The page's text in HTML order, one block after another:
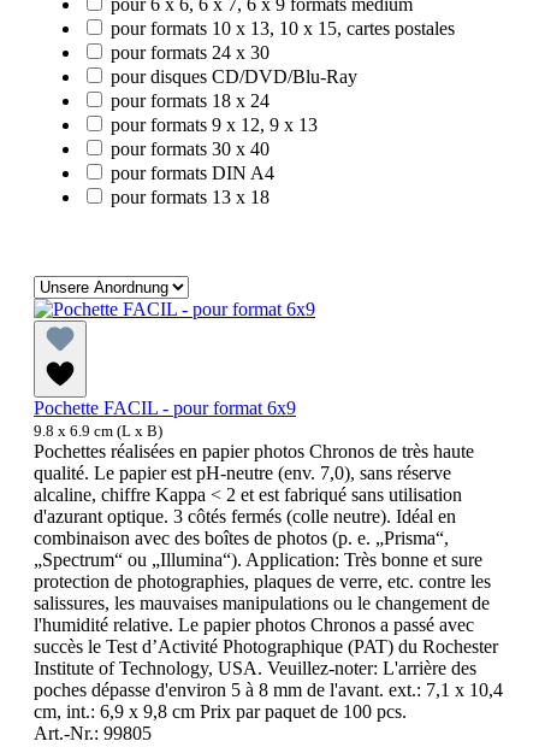
pour 6 x 6, 6 x 7, 6 x 9 formats medium
pour formats 10 x 13, 10 x 15, cartes postales
pour formats 24 x 30
pour disques CD/DVD/Blu-Ray
pour formats 18 x 24
pour formats 9 x 12, 9 x 13
pour formats 30 x 40
pour formats DIN A4
pour formats 13 x 18
Pochette FACIL - pour format 6x9
9.8 x 6.9 cm (L x B)
Pochettes réalisées en papier photos Chronos de très haute
qualité. Le papier est pH-neutre (env. 7,0), sans réserve
alcaline, chiffre Kappa < 2 et est fabriqué sans utilisation
d'azurant optique. 3 côtés fermés (colle neutre). Idéal en
combinaison avec des boîtes de photos (p. e. „Prisma“,
„Spectrum“ ou „Illumina“). Application: Très bonne et sure
protection de photographies, plaques de verre, etc. contre les
salissures, les mauvaises manipulations ou le changement de
l'humidité relative. Le papier photos Chronos a passé avec
succès le Test d’Activité Photographique (PAT) du Rochester
Institute of Technology, USA. Veuillez-noter: L'arrière des
poches dépasse d'environ 5 à 8 mm de l'avant. ext.: 7,1 x 10,4
cm, int.: 6,9 x 9,8 cm Prix par paquet de 100 pcs.
Art.-Nr.: 99805